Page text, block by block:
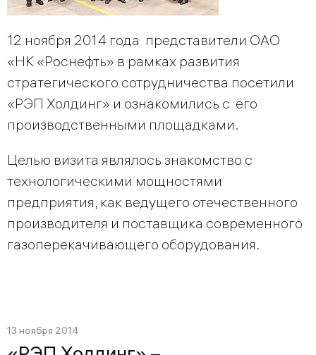
12 ноября 2014 года представители ОАО
«НК «Роснефть» в рамках развития
стратегического сотрудничества посетили
«РЭП Холдинг» и ознакомились с его
производственными площадками.
Целью визита являлось знакомство с
технологическими мощностями
предприятия, как ведущего отечественного
производителя и поставщика современного
газоперекачивающего оборудования.
13 ноября 2014